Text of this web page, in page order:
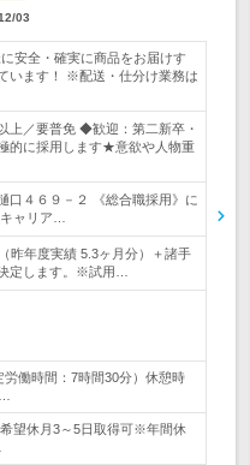
03
安全・確実に商品をお届けす
います！ ※配送・仕分け業務は
上／要普免 ◆歓迎：第二新卒・
的に採用します★意欲や人物重
４６９－２ 《総合職採用》に
ャリア…
昨年度実績 5.3ヶ月分）＋諸手
定します。※試用…
労働時間：7時間30分）休憩時
望休月3～5日取得可※年間休